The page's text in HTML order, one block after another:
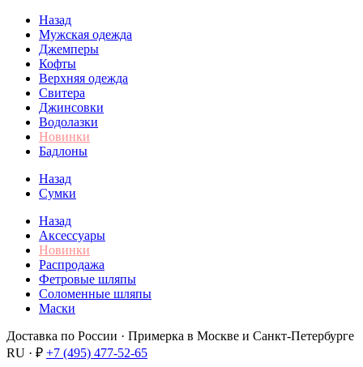
Назад
Мужская одежда
Джемперы
Кофты
Верхняя одежда
Свитера
Джинсовки
Водолазки
Новинки
Бадлоны
Назад
Сумки
Назад
Аксессуары
Новинки
Распродажа
Фетровые шляпы
Соломенные шляпы
Маски
Доставка по России · Примерка в Москве и Санкт-Петербурге
RU · ₽ +7 (495) 477-52-65